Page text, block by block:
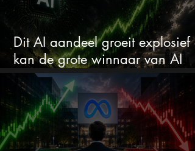
Dit AI aandeel groeit explosief
kan de grote winnaar van AI
worden